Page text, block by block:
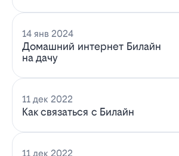
14 янв 2024
Домашний интернет Билайн
на дачу
11 дек 2022
Как связаться с Билайн
11 дек 2022